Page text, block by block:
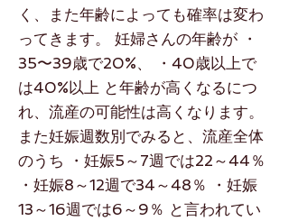
く、また年齢によっても確率は変わ
ってきます。 妊婦さんの年齢が ・
35〜39歳で20%、 ・40歳以上で
は40%以上 と年齢が高くなるにつ
れ、流産の可能性は高くなります。
また妊娠週数別でみると、流産全体
のうち ・妊娠5～7週では22～44％
・妊娠8～12週で34～48％ ・妊娠
13～16週では6～9％ と言われてい